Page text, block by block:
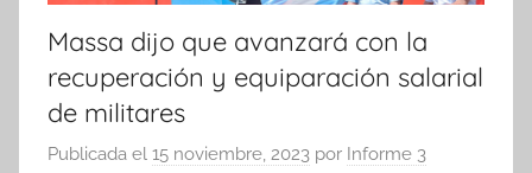
Massa dijo que avanzará con la
recuperación y equiparación salarial
de militares
Publicada el 15 noviembre, 2023 por Informe 3